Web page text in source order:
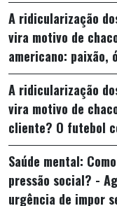
A ridicularização
vira motivo de
americano: paixão,
A ridicularização
vira motivo de
cliente? O futebol
Saúde mental:
pressão social? -
urgência de impor